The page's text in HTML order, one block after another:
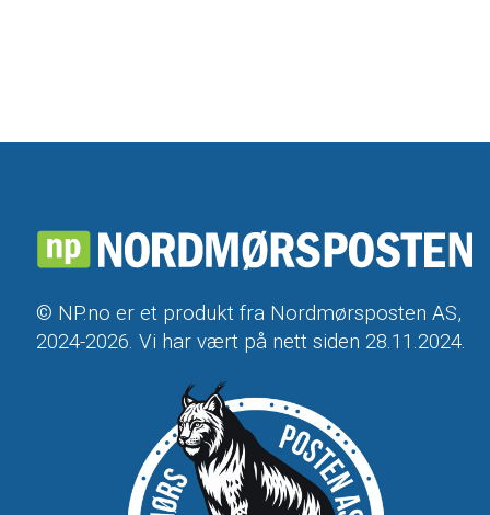
© NP.no er et produkt fra Nordmørsposten AS,
2024-2026. Vi har vært på nett siden 28.11.2024.